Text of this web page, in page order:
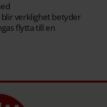
blir verklighet betyder
flytta till en